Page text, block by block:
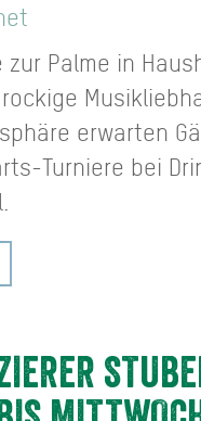
zur Palme in
erwarten
Turniere bei